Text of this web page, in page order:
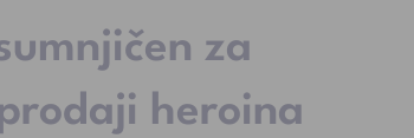
za
heroina